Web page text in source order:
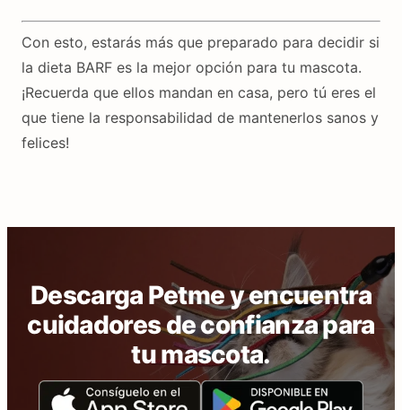
Con esto, estarás más que preparado para decidir si
la dieta BARF es la mejor opción para tu mascota.
¡Recuerda que ellos mandan en casa, pero tú eres el
que tiene la responsabilidad de mantenerlos sanos y
felices!
Descarga Petme y encuentra
cuidadores de confianza para
tu mascota.